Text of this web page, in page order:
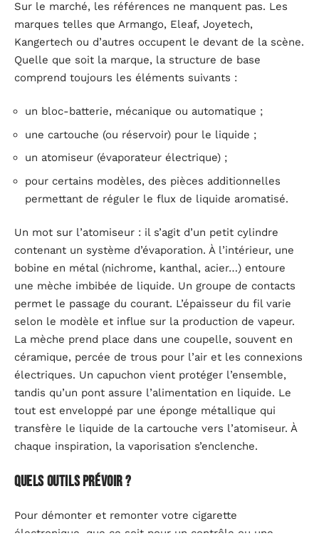
Sur le marché, les références ne manquent pas. Les
marques telles que Armango, Eleaf, Joyetech,
Kangertech ou d’autres occupent le devant de la scène.
Quelle que soit la marque, la structure de base
comprend toujours les éléments suivants :
un bloc-batterie, mécanique ou automatique ;
une cartouche (ou réservoir) pour le liquide ;
un atomiseur (évaporateur électrique) ;
pour certains modèles, des pièces additionnelles
permettant de réguler le flux de liquide aromatisé.
Un mot sur l’atomiseur : il s’agit d’un petit cylindre
contenant un système d’évaporation. À l’intérieur, une
bobine en métal (nichrome, kanthal, acier…) entoure
une mèche imbibée de liquide. Un groupe de contacts
permet le passage du courant. L’épaisseur du fil varie
selon le modèle et influe sur la production de vapeur.
La mèche prend place dans une coupelle, souvent en
céramique, percée de trous pour l’air et les connexions
électriques. Un capuchon vient protéger l’ensemble,
tandis qu’un pont assure l’alimentation en liquide. Le
tout est enveloppé par une éponge métallique qui
transfère le liquide de la cartouche vers l’atomiseur. À
chaque inspiration, la vaporisation s’enclenche.
Quels outils prévoir ?
Pour démonter et remonter votre cigarette
électronique, que ce soit pour un contrôle ou une